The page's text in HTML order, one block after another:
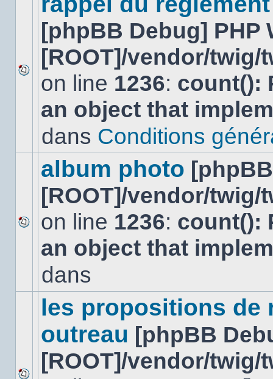
Aucun
nouveau
message
non-
dans
[phpBB Debug] PHP
[ROOT]/vendor/
on line 1236: count():
an object that
dans Conditions
Aucun
nouveau
message
sujet.
album photo
[ROOT]/vendor/
on line 1236: count():
an object that
dans
les propositions de
outreau [phpBB
[ROOT]/vendor/